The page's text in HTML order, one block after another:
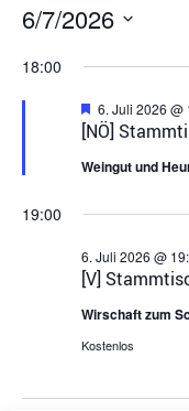
6/7/2026
wählen.
18:00
[NÖ]
6. Juli 2026 @
Weingut und
19:00
[V]
6. Juli 2026 @
Wirschaft zum
Kostenlos